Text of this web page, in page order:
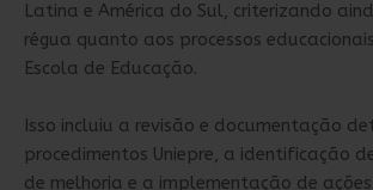
Latina e América do Sul, criterizando
régua quanto aos processos
Escola de Educação.
Isso incluiu a revisão e documentação
procedimentos Uniepre, a identificação
de melhoria e a implementação de ações